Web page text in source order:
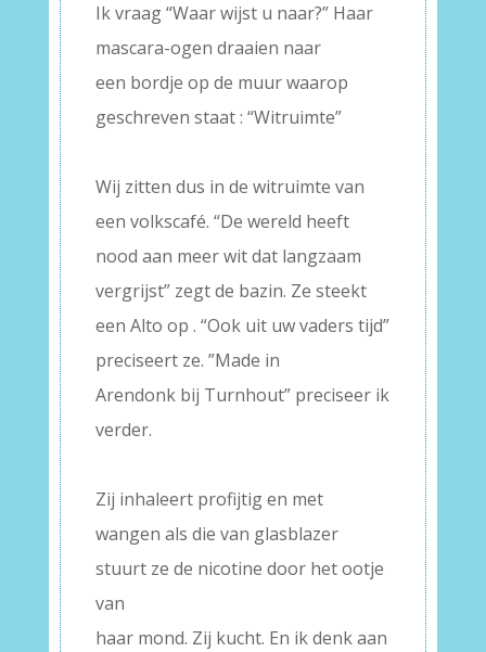
Ik vraag “Waar wijst u naar?” Haar
mascara-ogen draaien naar
een bordje op de muur waarop
geschreven staat : “Witruimte”
Wij zitten dus in de witruimte van
een volkscafé. “De wereld heeft
nood aan meer wit dat langzaam
vergrijst” zegt de bazin. Ze steekt
een Alto op . “Ook uit uw vaders tijd”
preciseert ze. ”Made in
Arendonk bij Turnhout” preciseer ik
verder.
Zij inhaleert profijtig en met
wangen als die van glasblazer
stuurt ze de nicotine door het ootje
van
haar mond. Zij kucht. En ik denk aan